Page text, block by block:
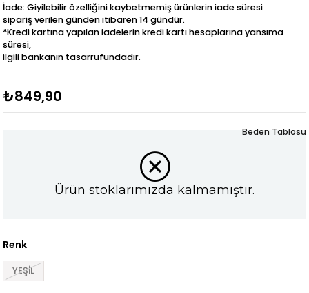
İade: Giyilebilir özelliğini kaybetmemiş ürünlerin iade süresi
sipariş verilen günden itibaren 14 gündür.
*Kredi kartına yapılan iadelerin kredi kartı hesaplarına yansıma
süresi,
ilgili bankanın tasarrufundadır.
₺849,90
Ürün stoklarımızda kalmamıştır.
Renk
YEŞİL
Beden Tablosu